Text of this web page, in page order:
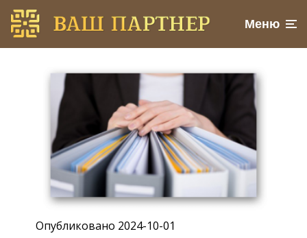
Меню
Опубликовано 2024-10-01